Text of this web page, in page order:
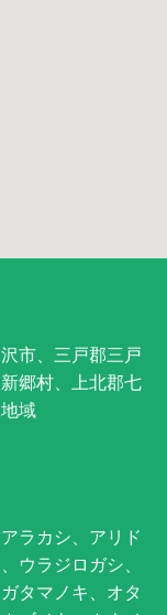
市、三戸郡三戸
郷村、上北郡七
域
ラカシ、アリド
ウラジロガシ、
タマノキ、オタ